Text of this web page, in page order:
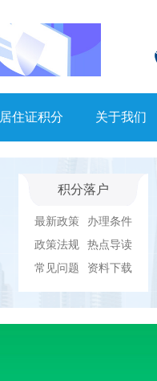
居住证积分 关于我们
积分落户
最新政策
办理条件
政策法规
热点导读
常见问题
资料下载